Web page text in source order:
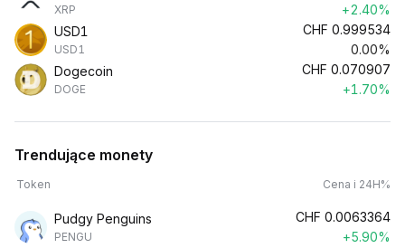
XRP
+2.40%
USD1
USD1
CHF 0.999534
0.00%
Dogecoin
DOGE
CHF 0.070907
+1.70%
Trendujące monety
Token Cena i 24H%
Pudgy Penguins
PENGU
CHF 0.0063364
+5.90%